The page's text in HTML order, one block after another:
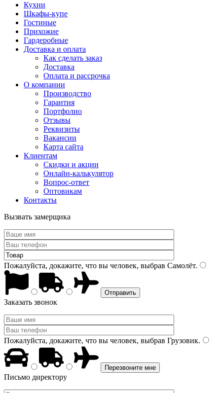
Кухни
Шкафы-купе
Гостиные
Прихожие
Гардеробные
Доставка и оплата
Как сделать заказ
Доставка
Оплата и рассрочка
О компании
Производство
Гарантия
Портфолио
Отзывы
Реквизиты
Вакансии
Карта сайта
Клиентам
Скидки и акции
Онлайн-калькулятор
Вопрос-ответ
Оптовикам
Контакты
Вызвать замерщика
Пожалуйста, докажите, что вы человек, выбрав Самолёт.
Заказать звонок
Пожалуйста, докажите, что вы человек, выбрав Грузовик.
Письмо директору